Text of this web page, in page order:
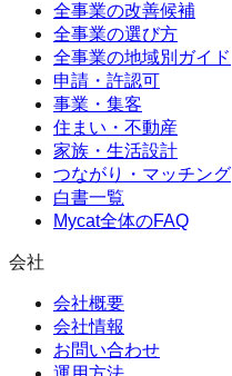
全事業の改善候補
全事業の選び方
全事業の地域別ガイド
申請・許認可
事業・集客
住まい・不動産
家族・生活設計
つながり・マッチング
白書一覧
Mycat全体のFAQ
会社
会社概要
会社情報
お問い合わせ